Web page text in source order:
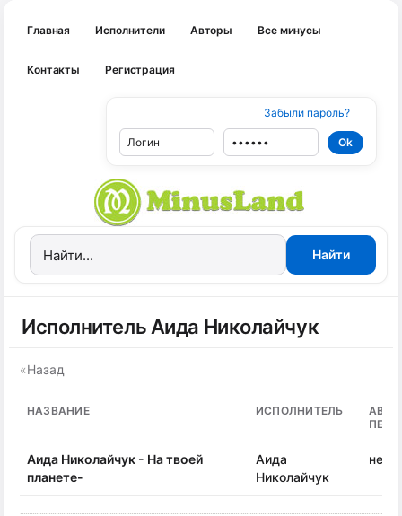
Главная Исполнители Авторы Все минусы
Контакты Регистрация
Забыли пароль?
Исполнитель Аида Николайчук
«Назад
НАЗВАНИЕ ИСПОЛНИТЕЛЬ
Аида Николайчук - На твоей
планете-
Аида
Николайчук